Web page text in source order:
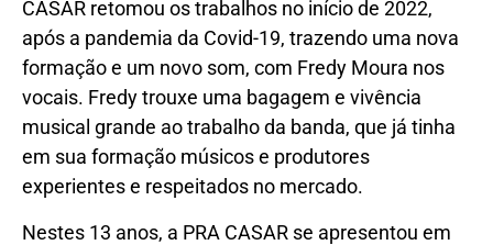
CASAR retomou os trabalhos no início de 2022,
após a pandemia da Covid-19, trazendo uma nova
formação e um novo som, com Fredy Moura nos
vocais. Fredy trouxe uma bagagem e vivência
musical grande ao trabalho da banda, que já tinha
em sua formação músicos e produtores
experientes e respeitados no mercado.
Nestes 13 anos, a PRA CASAR se apresentou em